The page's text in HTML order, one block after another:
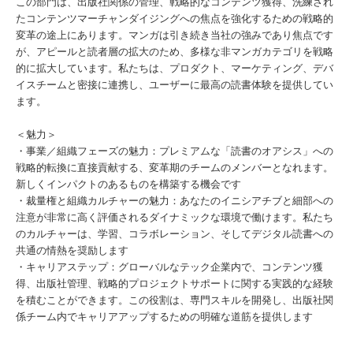
たコンテンツマーチャンダイジングへの焦点を強化するための戦略的
変革の途上にあります。マンガは引き続き当社の強みであり焦点です
が、アピールと読者層の拡大のため、多様な非マンガカテゴリを戦略
的に拡大しています。私たちは、プロダクト、マーケティング、デバ
イスチームと密接に連携し、ユーザーに最高の読書体験を提供してい
ます。
＜魅力＞
・事業／組織フェーズの魅力：プレミアムな「読書のオアシス」への
戦略的転換に直接貢献する、変革期のチームのメンバーとなれます。
新しくインパクトのあるものを構築する機会です
・裁量権と組織カルチャーの魅力：あなたのイニシアチブと細部への
注意が非常に高く評価されるダイナミックな環境で働けます。私たち
のカルチャーは、学習、コラボレーション、そしてデジタル読書への
共通の情熱を奨励します
・キャリアステップ：グローバルなテック企業内で、コンテンツ獲
得、出版社管理、戦略的プロジェクトサポートに関する実践的な経験
を積むことができます。この役割は、専門スキルを開発し、出版社関
係チーム内でキャリアアップするための明確な道筋を提供します